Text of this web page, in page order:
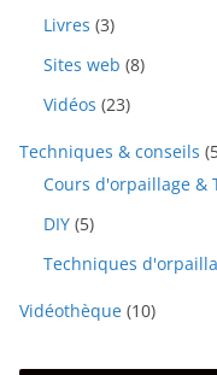
Livres (3)
Sites web (8)
Vidéos (23)
Techniques & conseils
Cours d'orpaillage &
DIY (5)
Techniques
Vidéothèque (10)